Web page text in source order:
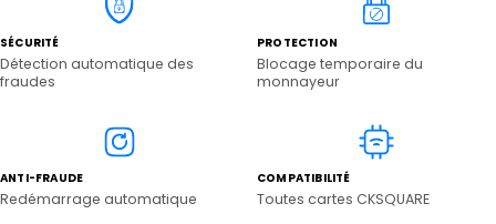
SÉCURITÉ
Détection automatique des
fraudes
PROTECTION
Blocage temporaire du
monnayeur
ANTI-FRAUDE
Redémarrage automatique
COMPATIBILITÉ
Toutes cartes CKSQUARE